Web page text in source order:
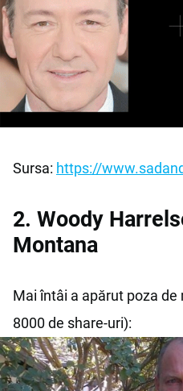
Sursa: https://
2. Woody
Montana
Mai întâi a apărut poza de
8000 de share-uri):